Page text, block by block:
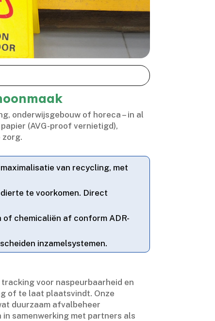
onderwijsgebouw of horeca – in al
(AVG-proof vernietigd),
zorg.​
van recycling, met
te voorkomen.​ Direct
chemicaliën af conform ADR-
inzamelsystemen.​
voor naspeurbaarheid en
of te laat plaatsvindt.​ Onze
duurzaam afvalbeheer
samenwerking met partners als